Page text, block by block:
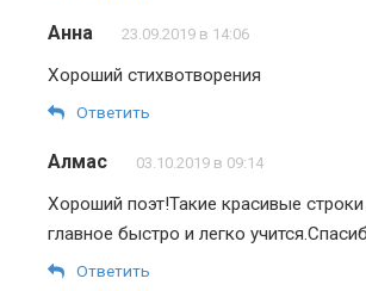
Анна 23.09.2019 в 14:06
Хороший стихвотворения
Ответить
Алмас 03.10.2019 в 09:14
Хороший поэт!Такие красивые
главное быстро и легко
Ответить